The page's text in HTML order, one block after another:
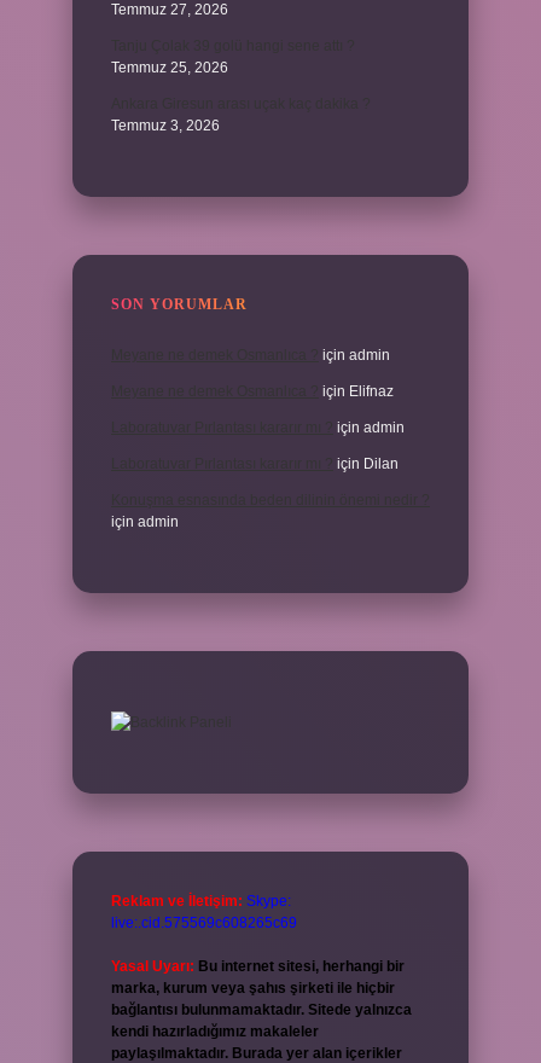
Temmuz 27, 2026
Temmuz 25, 2026
Temmuz 3, 2026
SON YORUMLAR
için admin
için Elifnaz
için admin
için Dilan
için admin
Reklam ve İletişim: Skype:
live:.cid.575569c608265c69
Yasal Uyarı: Bu internet sitesi, herhangi bir
marka, kurum veya şahıs şirketi ile hiçbir
bağlantısı bulunmamaktadır. Sitede yalnızca
kendi hazırladığımız makaleler
paylaşılmaktadır. Burada yer alan içerikler